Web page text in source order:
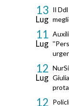
13
Lug
Il
11
Lug
12
Lug
12